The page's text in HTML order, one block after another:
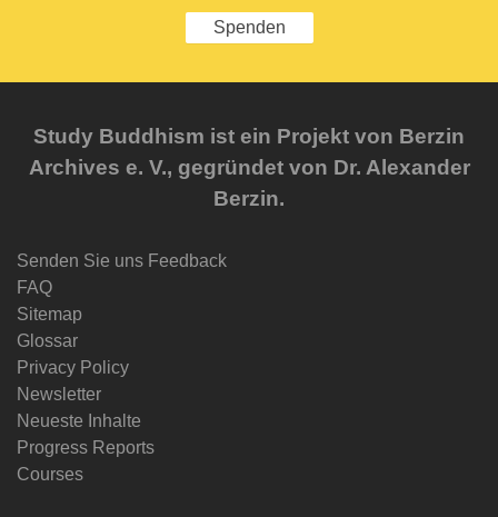
Spenden
Study Buddhism ist ein Projekt von Berzin
Archives e. V., gegründet von Dr. Alexander
Berzin.
Senden Sie uns Feedback
FAQ
Sitemap
Glossar
Privacy Policy
Newsletter
Neueste Inhalte
Progress Reports
Courses